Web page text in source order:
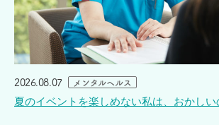
2026.08.07
メンタルヘルス
夏のイベントを楽しめない私は、おかしい